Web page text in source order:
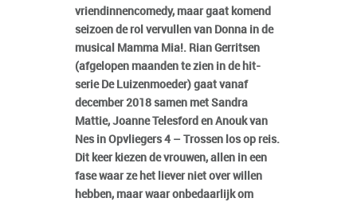
vriendinnencomedy, maar gaat komend
seizoen de rol vervullen van Donna in de
musical Mamma Mia!. Rian Gerritsen
(afgelopen maanden te zien in de hit-
serie De Luizenmoeder) gaat vanaf
december 2018 samen met Sandra
Mattie, Joanne Telesford en Anouk van
Nes in Opvliegers 4 – Trossen los op reis.
Dit keer kiezen de vrouwen, allen in een
fase waar ze het liever niet over willen
hebben, maar waar onbedaarlijk om